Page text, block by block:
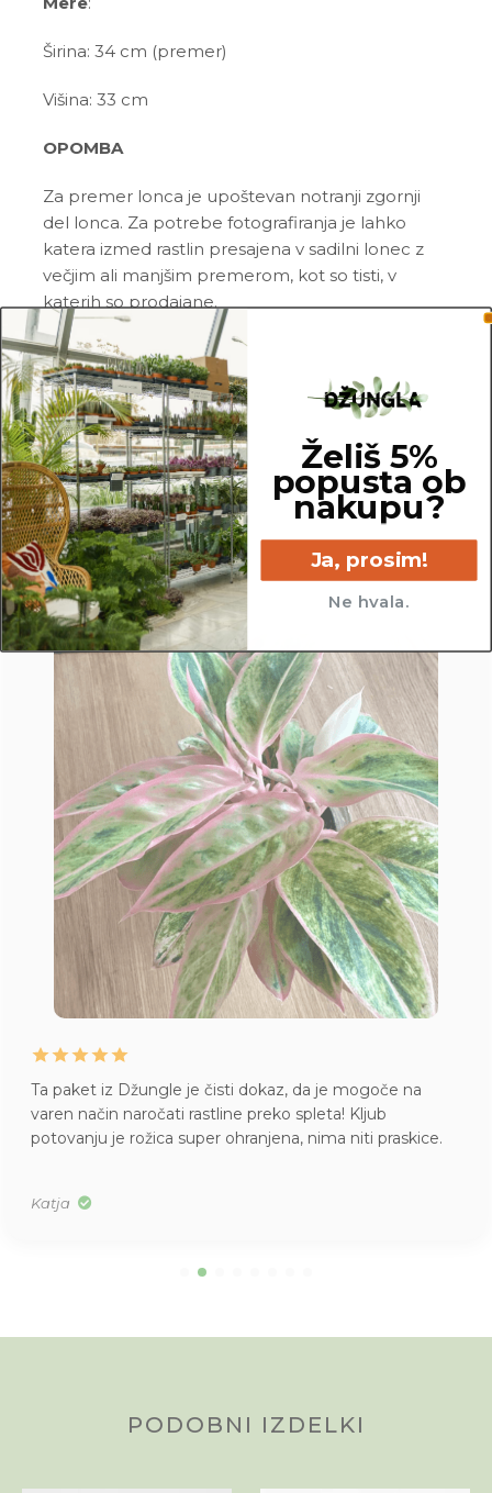
Širina: 34 cm (premer)
Višina: 33 cm
OPOMBA
Za premer lonca je upoštevan notranji zgornji
del lonca. Za potrebe fotografiranja je lahko
katera izmed rastlin presajena v sadilni lonec z
večjim ali manjšim premerom, kot so tisti, v
katerih so prodajane.
34 cm
Ta paket iz Džungle je čisti dokaz, da je mogoče na
varen način naročati rastline preko spleta! Kljub
potovanju je rožica super ohranjena, nima niti praskice.
Katja
PODOBNI IZDELKI
Želiš 5%
popusta ob
nakupu?
Ja, prosim!
Ne hvala.